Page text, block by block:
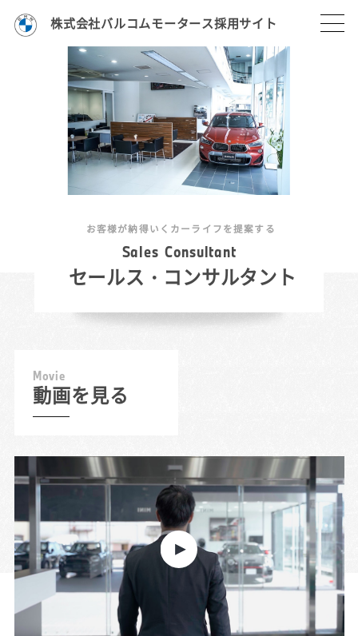
株式会社バルコムモータース採用サイト
Sales Consultant
セールス・コンサルタント
お客様が納得いくカーライフを提案する
Movie
動画を見る